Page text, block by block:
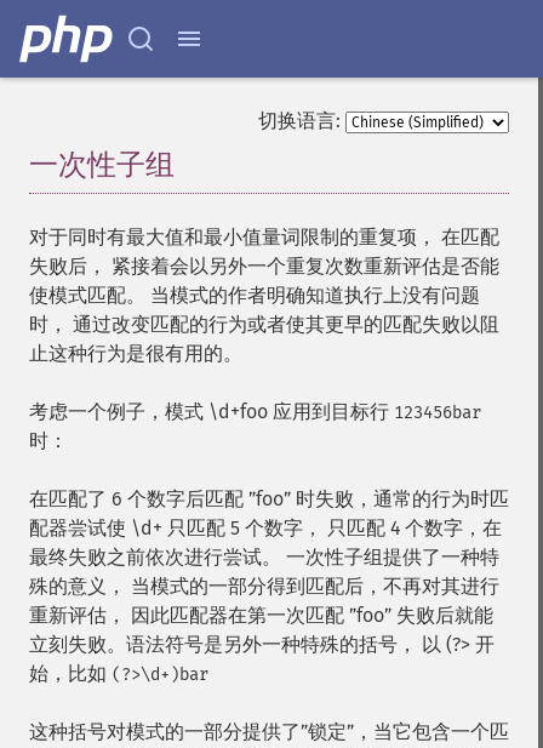
切换语言:
一次性子组
对于同时有最大值和最小值量词限制的重复项， 在匹配
失败后， 紧接着会以另外一个重复次数重新评估是否能
使模式匹配。 当模式的作者明确知道执行上没有问题
时， 通过改变匹配的行为或者使其更早的匹配失败以阻
止这种行为是很有用的。
考虑一个例子，模式 \d+foo 应用到目标行 123456bar
时：
在匹配了 6 个数字后匹配 ”foo” 时失败，通常的行为时匹
配器尝试使 \d+ 只匹配 5 个数字， 只匹配 4 个数字，在
最终失败之前依次进行尝试。 一次性子组提供了一种特
殊的意义， 当模式的一部分得到匹配后，不再对其进行
重新评估， 因此匹配器在第一次匹配 ”foo” 失败后就能
立刻失败。语法符号是另外一种特殊的括号， 以 (?> 开
始，比如 (?>\d+)bar
这种括号对模式的一部分提供了”锁定”，当它包含一个匹